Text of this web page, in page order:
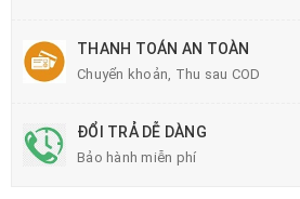
THANH TOÁN AN TOÀN
Chuyển khoản, Thu sau COD
ĐỔI TRẢ DỄ DÀNG
Bảo hành miễn phí